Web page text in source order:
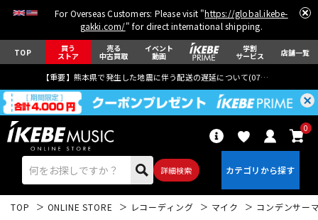
For Overseas Customers: Please visit "https://global.ikebe-
gakki.com/" for direct international shipping.
TOP 買う
ストア
売る
中古買取
イベント
動画
学割
サービス 店舗一覧
【重要】熊本県で発生した地震に伴う配送の遅延について(07月29日
詳細検索
0
TOP ONLINE STORE レコーディング マイク コンデンサー